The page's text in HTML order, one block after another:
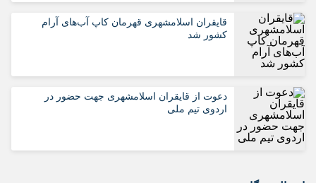
قایقران اسلامشهری قهرمان کاپ آب‌های آرام
کشور شد
دعوت از قایقران اسلامشهری جهت حضور در
اردوی تیم ملی